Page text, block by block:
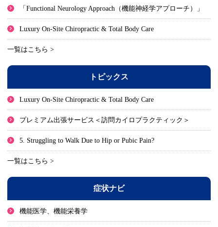
「Functional Neurology Approach（機能神経学アプローチ）」
Luxury On-Site Chiropractic & Total Body Care
一覧はこちら >
トピックス
Luxury On-Site Chiropractic & Total Body Care
プレミアム出張サービス＜訪問カイロプラクティック＞
5. Struggling to Walk Due to Hip or Pubic Pain?
一覧はこちら >
症状ナビ
機能医学、機能栄養学